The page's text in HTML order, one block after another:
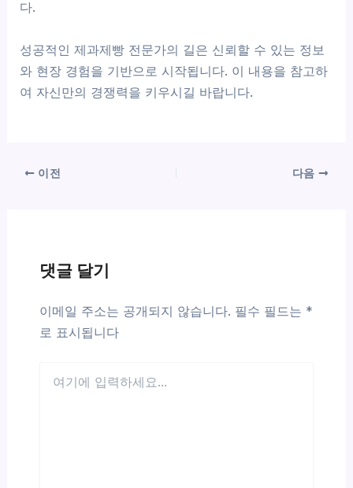
다.
성공적인 제과제빵 전문가의 길은 신뢰할 수 있는 정보
와 현장 경험을 기반으로 시작됩니다. 이 내용을 참고하
여 자신만의 경쟁력을 키우시길 바랍니다.
이전 다음
댓글 달기
이메일 주소는 공개되지 않습니다. 필수 필드는 *
로 표시됩니다